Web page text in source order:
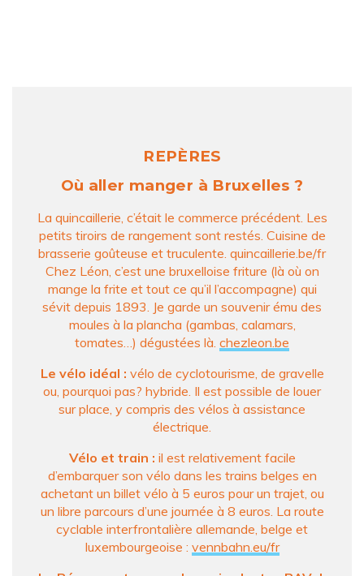
REPÈRES
Où aller manger à Bruxelles ?
La quincaillerie, c’était le commerce précédent. Les
petits tiroirs de rangement sont restés. Cuisine de
brasserie goûteuse et truculente. quincaillerie.be/fr
Chez Léon, c’est une bruxelloise friture (là où on
mange la frite et tout ce qu’il l’accompagne) qui
sévit depuis 1893. Je garde un souvenir ému des
moules à la plancha (gambas, calamars,
tomates…) dégustées là. chezleon.be
Le vélo idéal : vélo de cyclotourisme, de gravelle
ou, pourquoi pas? hybride. Il est possible de louer
sur place, y compris des vélos à assistance
électrique.
Vélo et train : il est relativement facile
d’embarquer son vélo dans les trains belges en
achetant un billet vélo à 5 euros pour un trajet, ou
un libre parcours d’une journée à 8 euros. La route
cyclable interfrontalière allemande, belge et
luxembourgeoise : vennbahn.eu/fr